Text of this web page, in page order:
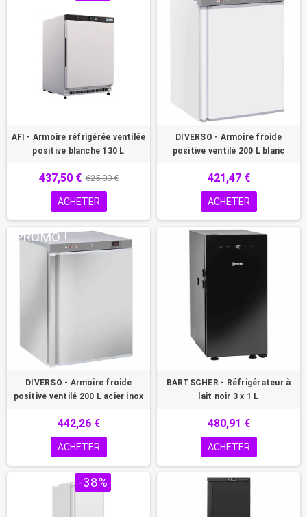
AFI - Armoire réfrigérée ventilée
positive blanche 130 L
437,50 € 625,00 €
ACHETER
DIVERSO - Armoire froide
positive ventilé 200 L blanc
421,47 €
ACHETER
PROMO !
DIVERSO - Armoire froide
positive ventilé 200 L acier inox
442,26 €
ACHETER
BARTSCHER - Réfrigérateur à
lait noir 3 x 1 L
480,91 €
ACHETER
PROMO ! -38%